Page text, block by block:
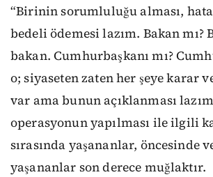
“Birinin sorumluluğu alması,
bedeli ödemesi lazım. Bakan mı?
bakan. Cumhurbaşkanı mı?
o; siyaseten zaten her şeye karar
var ama bunun açıklanması
operasyonun yapılması ile ilgili
sırasında yaşananlar, öncesinde
yaşananlar son derece muğlaktır.